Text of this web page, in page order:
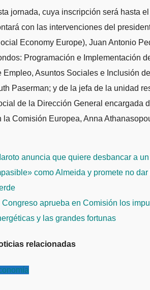
jornada, cuya inscripción será hasta
con las intervenciones del
Economy Europe), Juan Antonio
Programación e Implementación
Empleo, Asuntos Sociales e Inclusión
Paserman; y de la jefa de la unidad
de la Dirección General encargada
la Comisión Europea, Anna
anuncia que quiere desbancar a
como Almeida y promete no
Congreso aprueba en Comisión los
y las grandes fortunas
relacionadas